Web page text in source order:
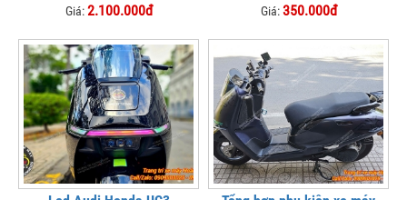
Giá:2.100.000đ Giá:350.000đ